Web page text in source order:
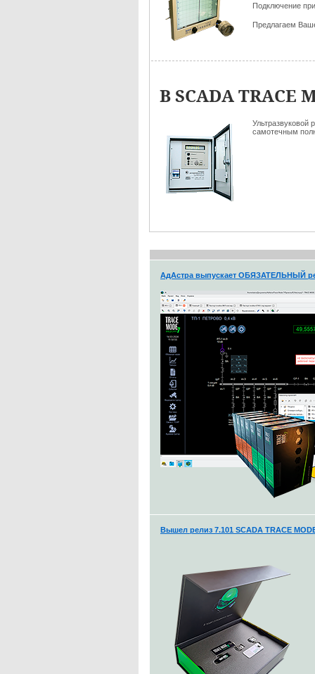
Подключение
Предлагаем
В SCADA TRACE
Ультразвуковой
самотечным
АдАстра выпускает ОБЯЗАТЕЛЬНЫЙ
Вышел релиз 7.101 SCADA TRACE